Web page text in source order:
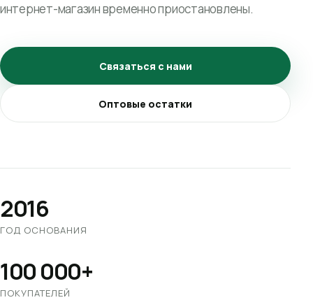
интернет-магазин временно приостановлены.
Связаться с нами
Оптовые остатки
2016
ГОД ОСНОВАНИЯ
100 000+
ПОКУПАТЕЛЕЙ